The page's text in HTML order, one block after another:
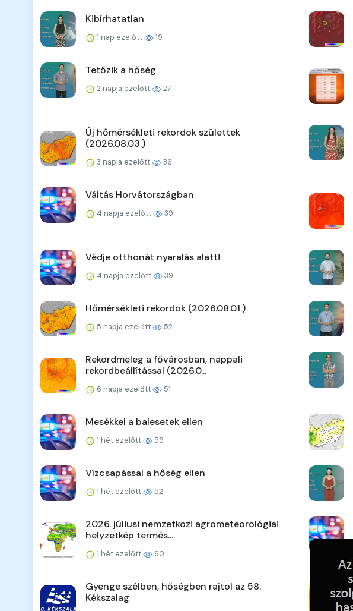
Kibírhatatlan
1 nap ezelőtt 19
Tetőzik a hőség
2 napja ezelőtt 27
Új hőmérsékleti rekordok születtek
(2026.08.03.)
3 napja ezelőtt 36
Váltás Horvátországban
4 napja ezelőtt 39
Védje otthonát nyaralás alatt!
4 napja ezelőtt 39
Hőmérsékleti rekordok (2026.08.01.)
5 napja ezelőtt 52
Rekordmeleg a fővárosban, nappali
rekordbeállítással (2026.0...
6 napja ezelőtt 51
Mesékkel a balesetek ellen
1 hét ezelőtt 59
Vízcsapással a hőség ellen
1 hét ezelőtt 52
2026. júliusi nemzetközi agrometeorológiai
helyzetkép termés...
1 hét ezelőtt 60
Gyenge szélben, hőségben rajtol az 58.
Kékszalag